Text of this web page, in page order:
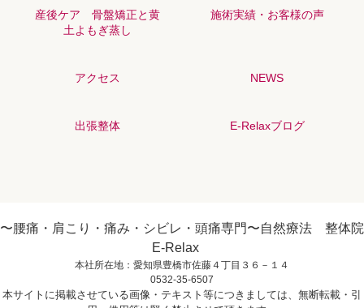
産後ケア 骨盤矯正と黄
土よもぎ蒸し
施術実績・お客様の声
アクセス NEWS
出張整体 E-Relaxブログ
〜腰痛・肩こり・痛み・シビレ・頭痛専門〜自然療法 整体院
E-Relax
本社所在地：愛知県豊橋市佐藤４丁目３６－１４
0532-35-6507
本サイトに掲載させている画像・テキスト等につきましては、無断転載・引